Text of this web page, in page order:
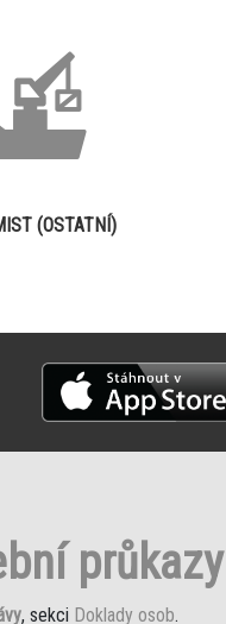
(OSTATNÍ)
průkazy
, sekci Doklady osob.